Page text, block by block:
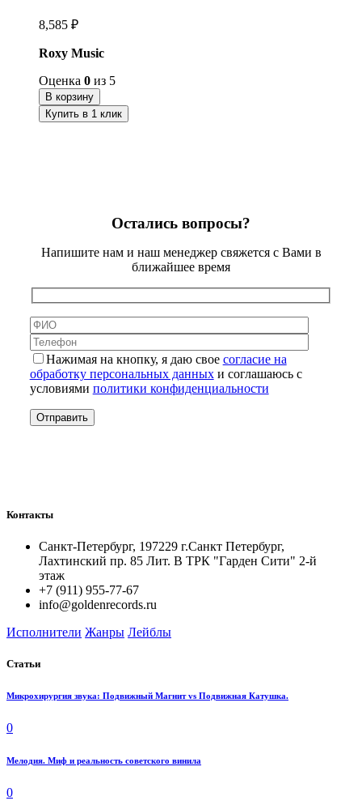
8,585 ₽
Roxy Music
Оценка 0 из 5
В корзину
Купить в 1 клик
Остались вопросы?
Напишите нам и наш менеджер свяжется с Вами в
ближайшее время
Нажимая на кнопку, я даю свое согласие на
обработку персональных данныхи соглашаюсь с
условиями политики конфиденциальности
Контакты
Санкт-Петербург, 197229 г.Санкт Петербург,
Лахтинский пр. 85 Лит. B ТРК "Гарден Сити" 2-й
этаж
+7 (911) 955-77-67
info@goldenrecords.ru
Исполнители Жанры Лейблы
Статьи
Микрохирургия звука: Подвижный Магнит vs Подвижная Катушка.
0
Мелодия. Миф и реальность советского винила
0